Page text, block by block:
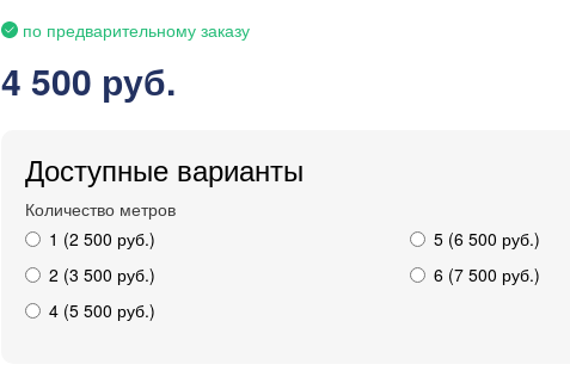
по предварительному заказу
4 500 руб.
Доступные варианты
Количество метров
1 (2 500 руб.)
2 (3 500 руб.)
4 (5 500 руб.)
5 (6 500 руб.)
6 (7 500 руб.)